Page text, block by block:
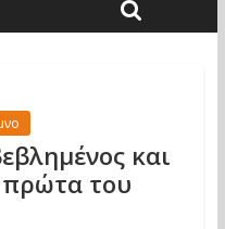
και
πρώτα του